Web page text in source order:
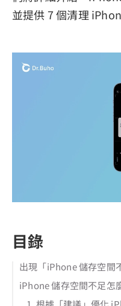
並提供 7 個清理
目錄
出現「iPhone 儲存空間
iPhone 儲存空間不足怎